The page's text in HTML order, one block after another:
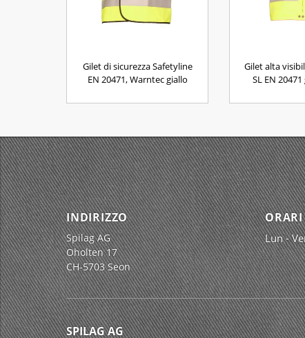
Gilet di sicurezza Safetyline
EN 20471, Warntec giallo
Gilet alta
SL EN
INDIRIZZO
Spilag AG
Oholten 17
CH-5703 Seon
Lun -
SPILAG AG